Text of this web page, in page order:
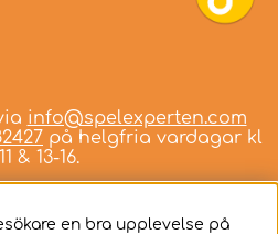
info@spelexperten.com
på helgfria vardagar kl
& 13-16.
en bra upplevelse på